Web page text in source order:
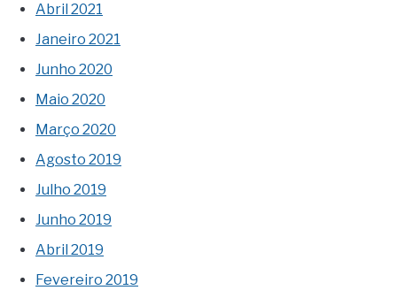
Abril 2021
Janeiro 2021
Junho 2020
Maio 2020
Março 2020
Agosto 2019
Julho 2019
Junho 2019
Abril 2019
Fevereiro 2019